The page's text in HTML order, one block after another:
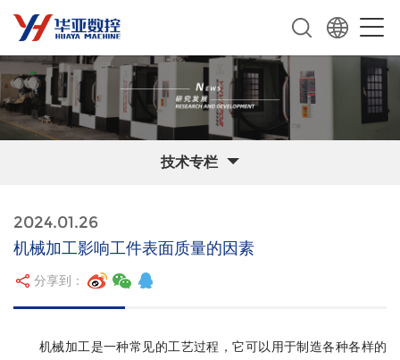
技术专栏
2024.01.26
机械加工影响工件表面质量的因素
分享到：
机械加工是一种常见的工艺过程，它可以用于制造各种各样的